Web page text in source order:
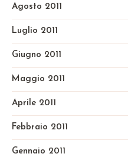
Agosto 2011
Luglio 2011
Giugno 2011
Maggio 2011
Aprile 2011
Febbraio 2011
Gennaio 2011